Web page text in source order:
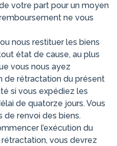
votre part pour un moyen
ne vous
nous restituer les biens
état de cause, au plus
vous nous ayez
de rétractation du présent
si vous expédiez les
de quatorze jours. Vous
de renvoi des biens.
l’exécution du
vous devrez